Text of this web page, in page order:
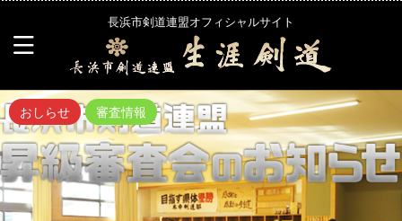
長浜市剣道連盟オフィシャルサイト
おしらせ 審査情報